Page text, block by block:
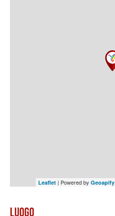
Leaflet | Powered by Geoapify
Luogo